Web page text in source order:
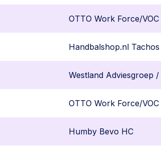
OTTO Work Force/
Handbalshop.nl
Westland Adviesgroep
OTTO Work Force/
Humby Bevo HC